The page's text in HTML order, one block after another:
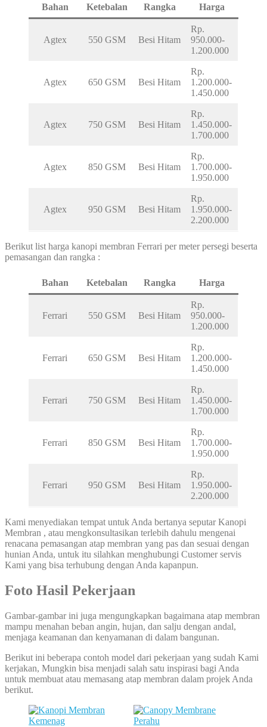
Bahan Ketebalan Rangka Harga
Agtex 550 GSM Besi Hitam
Rp.
950.000-
1.200.000
Agtex 650 GSM Besi Hitam
Rp.
1.200.000-
1.450.000
Agtex 750 GSM Besi Hitam
Rp.
1.450.000-
1.700.000
Agtex 850 GSM Besi Hitam
Rp.
1.700.000-
1.950.000
Agtex 950 GSM Besi Hitam
Rp.
1.950.000-
2.200.000
Berikut list harga kanopi membran Ferrari per meter persegi beserta
pemasangan dan rangka :
Bahan Ketebalan Rangka Harga
Ferrari 550 GSM Besi Hitam
Rp.
950.000-
1.200.000
Ferrari 650 GSM Besi Hitam
Rp.
1.200.000-
1.450.000
Ferrari 750 GSM Besi Hitam
Rp.
1.450.000-
1.700.000
Ferrari 850 GSM Besi Hitam
Rp.
1.700.000-
1.950.000
Ferrari 950 GSM Besi Hitam
Rp.
1.950.000-
2.200.000
Kami menyediakan tempat untuk Anda bertanya seputar Kanopi
Membran , atau mengkonsultasikan terlebih dahulu mengenai
renacana pemasangan atap membran yang pas dan sesuai dengan
hunian Anda, untuk itu silahkan menghubungi Customer servis
Kami yang bisa terhubung dengan Anda kapanpun.
Foto Hasil Pekerjaan
Gambar-gambar ini juga mengungkapkan bagaimana atap membran
mampu menahan beban angin, hujan, dan salju dengan andal,
menjaga keamanan dan kenyamanan di dalam bangunan.
Berikut ini beberapa contoh model dari pekerjaan yang sudah Kami
kerjakan, Mungkin bisa menjadi salah satu inspirasi bagi Anda
untuk membuat atau memasang atap membran dalam projek Anda
berikut.